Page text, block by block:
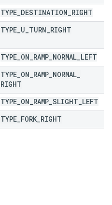
TYPE DESTINATION RIGHT
TYPE U TURN RIGHT
TYPE ON RAMP NORMAL LEFT
TYPE ON RAMP NORMAL
RIGHT
TYPE ON RAMP SLIGHT LEFT
TYPE FORK RIGHT